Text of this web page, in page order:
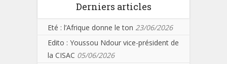
Derniers articles
Eté : l’Afrique donne le ton 23/06/2026
Edito : Youssou Ndour vice-président de
la CISAC 05/06/2026